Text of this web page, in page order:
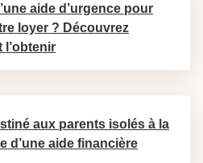
aide d’urgence pour
loyer ? Découvrez
l’obtenir
aux parents isolés à la
d’une aide financière